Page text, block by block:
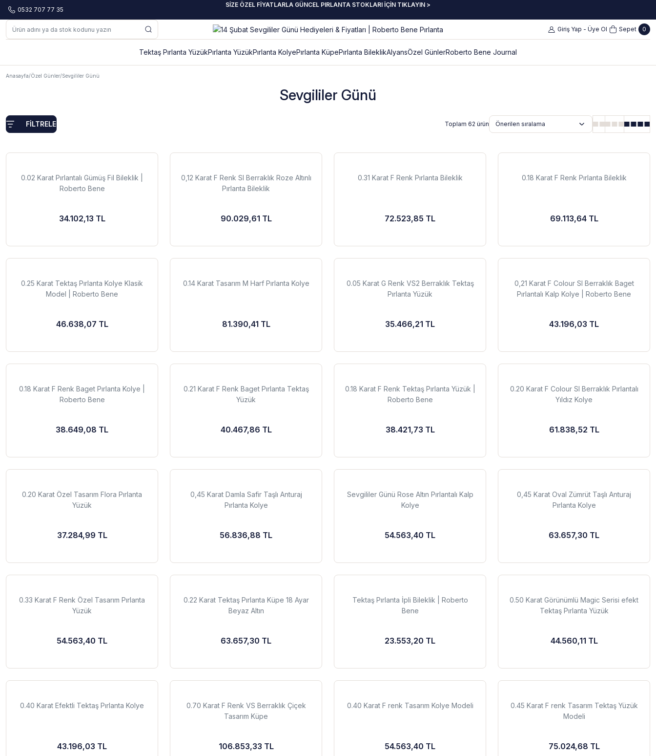
0532 707 77 35
SİZE ÖZEL FİYATLARLA GÜNCEL PIRLANTA STOKLARI İÇİN TIKLAYIN >
Giriş Yap - Üye Ol Sepet 0
Tektaş Pırlanta YüzükPırlanta YüzükPırlanta KolyePırlanta KüpePırlanta BileklikAlyansÖzel GünlerRoberto Bene Journal
Anasayfa Özel Günler Sevgililer Günü
Sevgililer Günü
FİLTRELE Toplam 62 ürün
0.02 Karat Pırlantalı Gümüş Fil Bileklik |
Roberto Bene
34.102,13 TL
0,12 Karat F Renk SI Berraklık Roze Altınlı
Pırlanta Bileklik
90.029,61 TL
0.31 Karat F Renk Pırlanta Bileklik
72.523,85 TL
0.18 Karat F Renk Pırlanta Bileklik
69.113,64 TL
0.25 Karat Tektaş Pırlanta Kolye Klasik
Model | Roberto Bene
46.638,07 TL
0.14 Karat Tasarım M Harf Pırlanta Kolye
81.390,41 TL
0.05 Karat G Renk VS2 Berraklık Tektaş
Pırlanta Yüzük
35.466,21 TL
0,21 Karat F Colour SI Berraklık Baget
Pırlantalı Kalp Kolye | Roberto Bene
43.196,03 TL
0.18 Karat F Renk Baget Pırlanta Kolye |
Roberto Bene
38.649,08 TL
0.21 Karat F Renk Baget Pırlanta Tektaş
Yüzük
40.467,86 TL
0.18 Karat F Renk Tektaş Pırlanta Yüzük |
Roberto Bene
38.421,73 TL
0.20 Karat F Colour SI Berraklık Pırlantalı
Yıldız Kolye
61.838,52 TL
0.20 Karat Özel Tasarım Flora Pırlanta
Yüzük
37.284,99 TL
0,45 Karat Damla Safir Taşlı Anturaj
Pırlanta Kolye
56.836,88 TL
Sevgililer Günü Rose Altın Pırlantalı Kalp
Kolye
54.563,40 TL
0,45 Karat Oval Zümrüt Taşlı Anturaj
Pırlanta Kolye
63.657,30 TL
0.33 Karat F Renk Özel Tasarım Pırlanta
Yüzük
54.563,40 TL
0.22 Karat Tektaş Pırlanta Küpe 18 Ayar
Beyaz Altın
63.657,30 TL
Tektaş Pırlanta İpli Bileklik | Roberto
Bene
23.553,20 TL
0.50 Karat Görünümlü Magic Serisi efekt
Tektaş Pırlanta Yüzük
44.560,11 TL
0.40 Karat Efektli Tektaş Pırlanta Kolye
43.196,03 TL
0.70 Karat F Renk VS Berraklık Çiçek
Tasarım Küpe
106.853,33 TL
0.40 Karat F renk Tasarım Kolye Modeli
54.563,40 TL
0.45 Karat F renk Tasarım Tektaş Yüzük
Modeli
75.024,68 TL